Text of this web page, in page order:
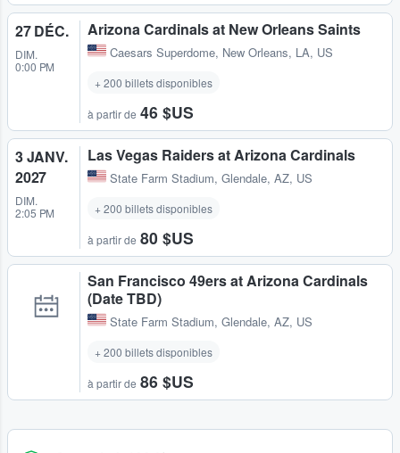
27 DÉC.
DIM.
0:00 PM
Arizona Cardinals at New Orleans Saints
Caesars Superdome, New Orleans, LA, US
+ 200 billets disponibles
à partir de 46 $US
3 JANV.
2027
DIM.
2:05 PM
Las Vegas Raiders at Arizona Cardinals
State Farm Stadium, Glendale, AZ, US
+ 200 billets disponibles
à partir de 80 $US
San Francisco 49ers at Arizona Cardinals
(Date TBD)
State Farm Stadium, Glendale, AZ, US
+ 200 billets disponibles
à partir de 86 $US